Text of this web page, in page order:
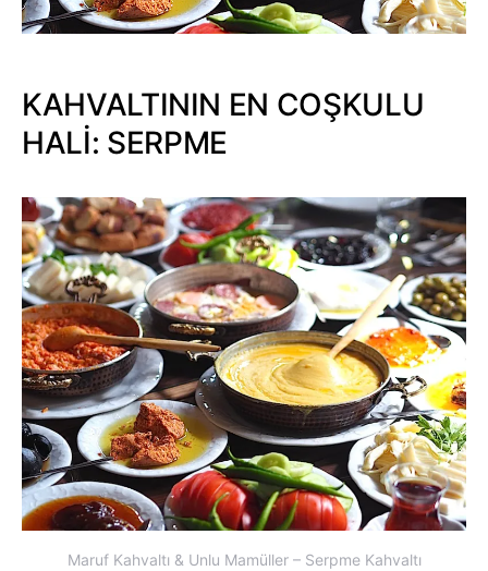
KAHVALTININ EN COŞKULU
HALİ: SERPME
Maruf Kahvaltı & Unlu Mamüller – Serpme Kahvaltı